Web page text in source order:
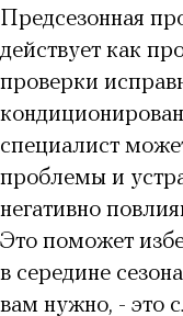
Предсезонная
действует как
проверки
специалист
проблемы и
негативно
Это поможет
в середине
вам нужно, - это